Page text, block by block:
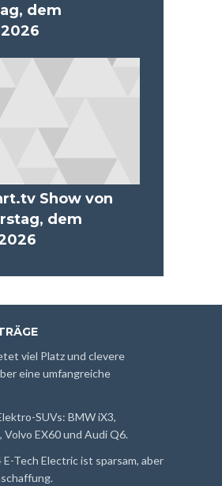
dem
Show von
dem
viel Platz und clevere
eine umfangreiche
SUVs: BMW iX3,
Volvo EX60 und Audi Q6.
E-Tech Electric ist sparsam, aber